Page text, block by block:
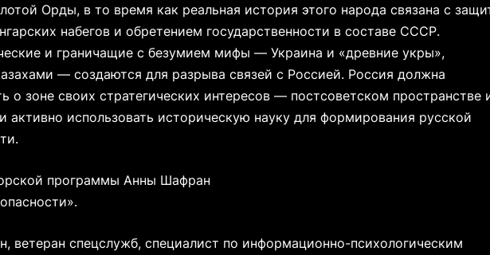
Орды, в то время как реальная история этого народа связана с
набегов и обретением государственности в составе СССР.
и граничащие с безумием мифы — Украина и «древние укры»,
— создаются для разрыва связей с Россией. Россия должна
о зоне своих стратегических интересов — постсоветском пространстве
использовать историческую науку для формирования русской
программы Анны Шафран
ветеран спецслужб, специалист по информационно-психологическим